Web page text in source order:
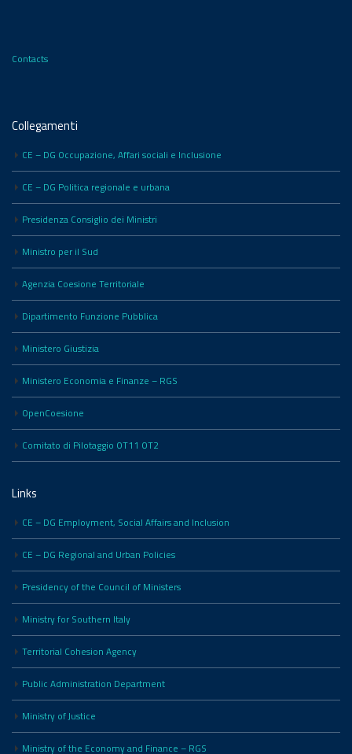
Contacts
Collegamenti
CE – DG Occupazione, Affari sociali e Inclusione
CE – DG Politica regionale e urbana
Presidenza Consiglio dei Ministri
Ministro per il Sud
Agenzia Coesione Territoriale
Dipartimento Funzione Pubblica
Ministero Giustizia
Ministero Economia e Finanze – RGS
OpenCoesione
Comitato di Pilotaggio OT11 OT2
Links
CE – DG Employment, Social Affairs and Inclusion
CE – DG Regional and Urban Policies
Presidency of the Council of Ministers
Ministry for Southern Italy
Territorial Cohesion Agency
Public Administration Department
Ministry of Justice
Ministry of the Economy and Finance – RGS